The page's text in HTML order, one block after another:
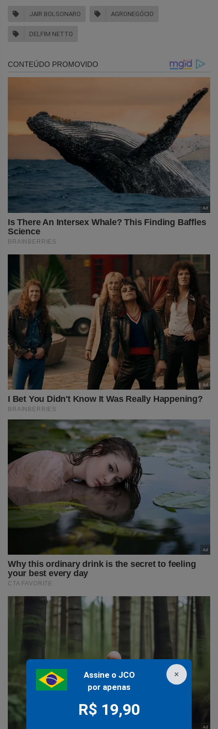
×
Assine o JCO
por apenas
R$ 19,90
JAIR BOLSONARO AGRONEGÓCIO
DELFIM NETTO